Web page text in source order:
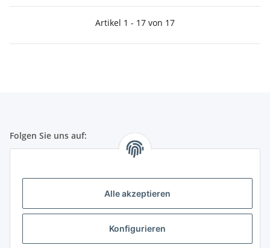
Alle akzeptieren
Konfigurieren
Artikel 1 - 17 von 17
Folgen Sie uns auf:
Gesetzliche Informationen
Telefonische Beratung und Bestellung unter:
+49 (0) 651 99 555 055